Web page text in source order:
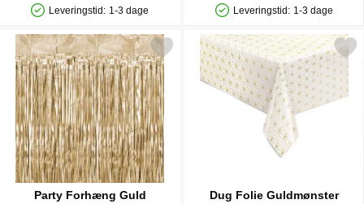
Produkttilgængelighed: På lager
Leveringstid: 1-3 dage
Produkttilgængelighed: På lager
Leveringstid: 1-3 dage
Party Forhæng Guld
Markér party Forhæng Guld som favorit
Dug Folie Guldmønster
Markér dug Folie